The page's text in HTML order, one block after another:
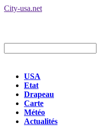
City-usa.net
USA
Etat
Drapeau
Carte
Météo
Actualités